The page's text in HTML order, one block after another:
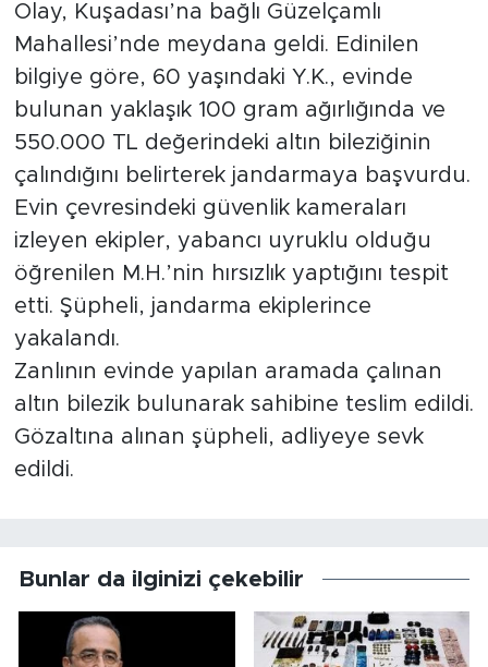
Olay, Kuşadası’na bağlı Güzelçamlı
Mahallesi’nde meydana geldi. Edinilen
bilgiye göre, 60 yaşındaki Y.K., evinde
bulunan yaklaşık 100 gram ağırlığında ve
550.000 TL değerindeki altın bileziğinin
çalındığını belirterek jandarmaya başvurdu.
Evin çevresindeki güvenlik kameraları
izleyen ekipler, yabancı uyruklu olduğu
öğrenilen M.H.’nin hırsızlık yaptığını tespit
etti. Şüpheli, jandarma ekiplerince
yakalandı.
Zanlının evinde yapılan aramada çalınan
altın bilezik bulunarak sahibine teslim edildi.
Gözaltına alınan şüpheli, adliyeye sevk
edildi.
Bunlar da ilginizi çekebilir